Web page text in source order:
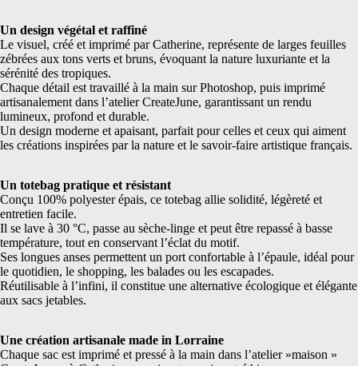
Un design végétal et raffiné
Le visuel, créé et imprimé par Catherine, représente de larges feuilles
zébrées aux tons verts et bruns, évoquant la nature luxuriante et la
sérénité des tropiques.
Chaque détail est travaillé à la main sur Photoshop, puis imprimé
artisanalement dans l’atelier CreateJune, garantissant un rendu
lumineux, profond et durable.
Un design moderne et apaisant, parfait pour celles et ceux qui aiment
les créations inspirées par la nature et le savoir-faire artistique français.
Un totebag pratique et résistant
Conçu 100% polyester épais, ce totebag allie solidité, légèreté et
entretien facile.
Il se lave à 30 °C, passe au sèche-linge et peut être repassé à basse
température, tout en conservant l’éclat du motif.
Ses longues anses permettent un port confortable à l’épaule, idéal pour
le quotidien, le shopping, les balades ou les escapades.
Réutilisable à l’infini, il constitue une alternative écologique et élégante
aux sacs jetables.
Une création artisanale made in Lorraine
Chaque sac est imprimé et pressé à la main dans l’atelier »maison »